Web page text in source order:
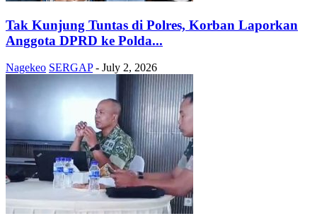
Tak Kunjung Tuntas di Polres, Korban Laporkan
Anggota DPRD ke Polda...
Nagekeo SERGAP - July 2, 2026